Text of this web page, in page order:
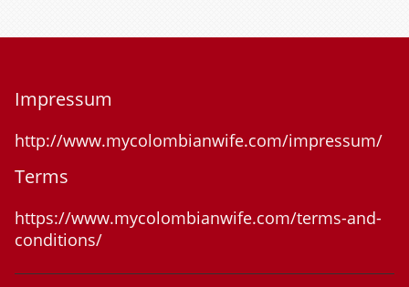
Impressum
http://www.mycolombianwife.com/impressum/
Terms
https://www.mycolombianwife.com/terms-and-
conditions/